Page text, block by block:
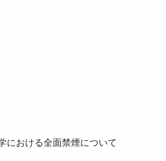
における全面禁煙について